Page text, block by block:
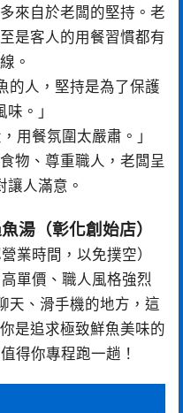
來自於老闆的堅持。老
是客人的用餐習慣都有
。
的人，堅持是為了保護
。」
用餐氛圍太嚴肅。」
物、尊重職人，老闆呈
讓人滿意。
湯（彰化創始店）
業時間，以免撲空）
單價、職人風格強烈
天、滑手機的地方，這
是追求極致鮮魚美味的
得你專程跑一趟！